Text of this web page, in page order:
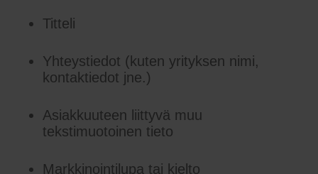
Titteli
Yhteystiedot (kuten yrityksen nimi,
kontaktiedot jne.)
Asiakkuuteen liittyvä muu
tekstimuotoinen tieto
Markkinointilupa tai kielto